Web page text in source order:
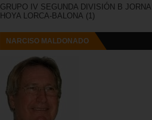
GRUPO IV SEGUNDA DIVISIÓN B
HOYA LORCA-BALONA (1)
NARCISO MALDONADO